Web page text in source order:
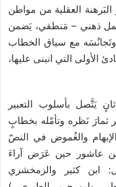
البَرهنة العقلية من مواطن
ذهني – مَنطقي، يَضمن
وتَجانُسَه مع سياق الخطاب
الأولى التي انبنى عليها،
يَتَّصل بأسلوب التعبير
ثمارَ نَظره وتأمّله بخطابٍ
والغُموض في النصّ
عاشور حين عَرَض آراءَ
ابن كثير والزمخشري